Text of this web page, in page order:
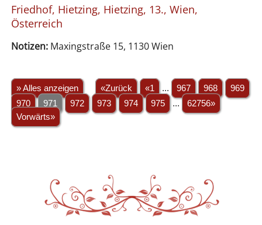
Friedhof, Hietzing, Hietzing, 13., Wien,
Österreich
Notizen:Maxingstraße 15, 1130 Wien
» Alles anzeigen «Zurück «1 ... 967 968
969
970
971 972 973 974 975 ...
62756»
Vorwärts»